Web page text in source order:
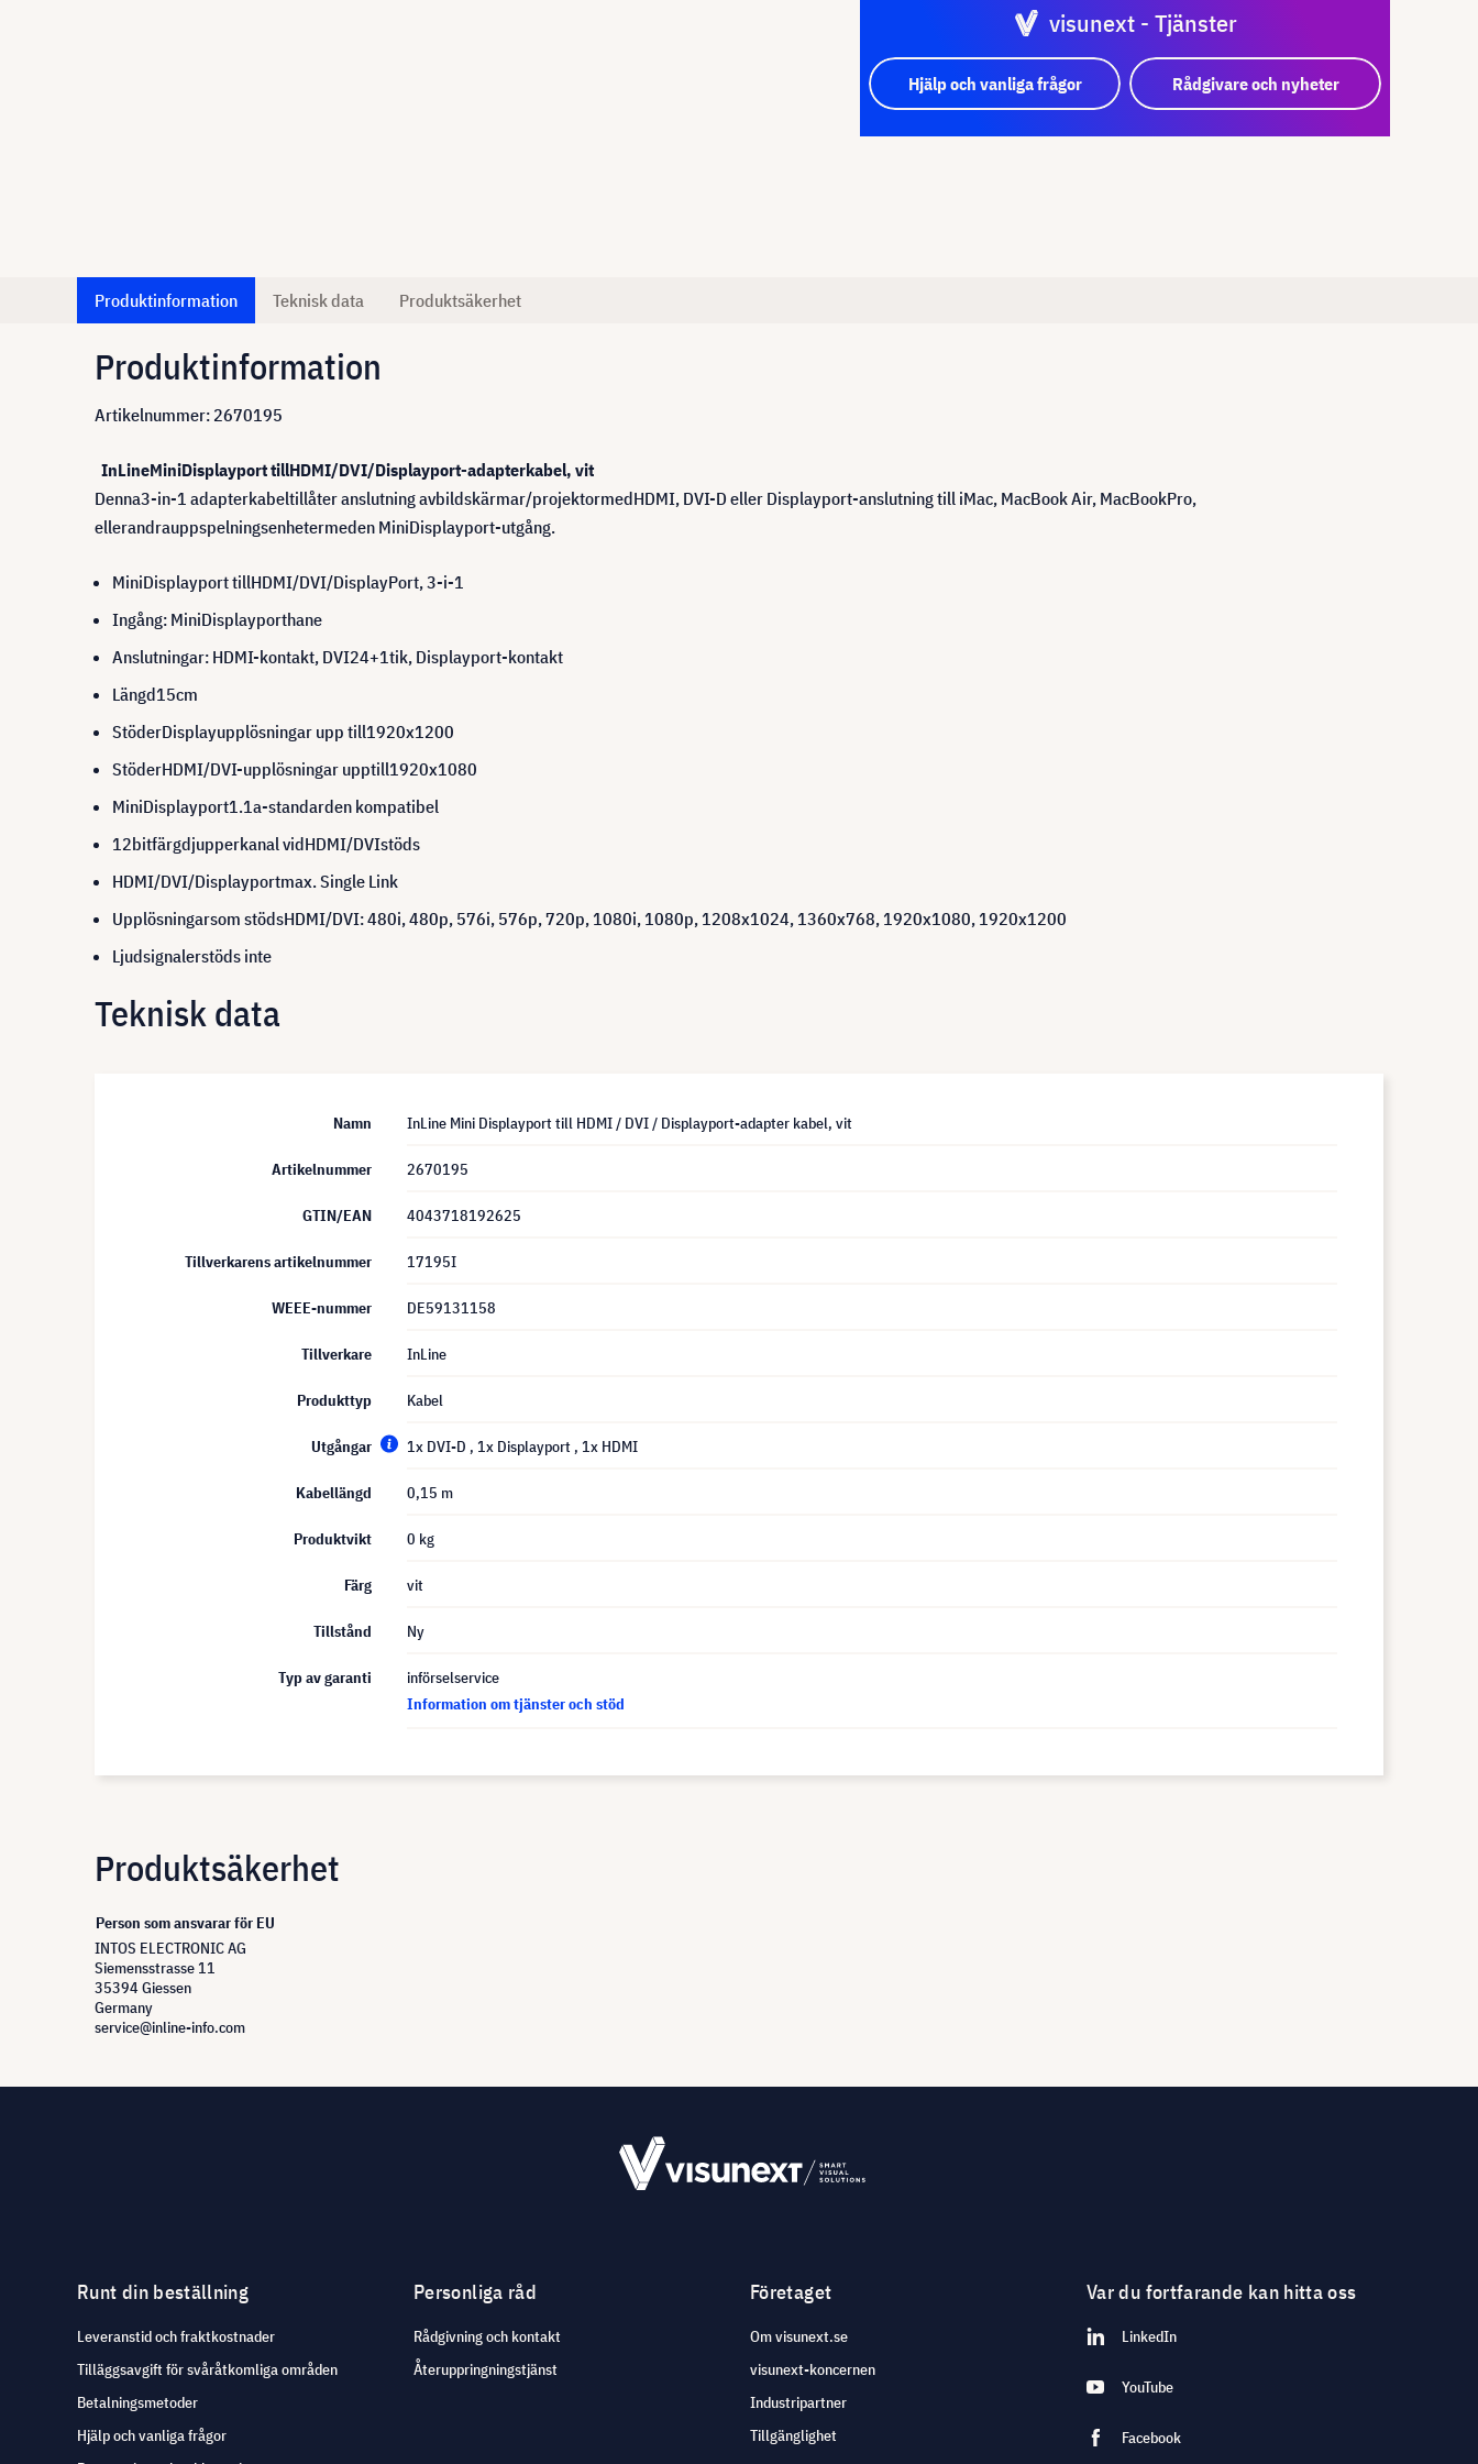
visunext - Tjänster
Hjälp och vanliga frågor Rådgivare och nyheter
Produktinformation Teknisk data Produktsäkerhet
Produktinformation
Artikelnummer: 2670195
InLineMiniDisplayport tillHDMI/DVI/Displayport-adapterkabel, vit
Denna3-in-1 adapterkabeltillåter anslutning avbildskärmar/projektormedHDMI, DVI-D eller Displayport-anslutning till iMac, MacBook Air, MacBookPro,
ellerandrauppspelningsenhetermeden MiniDisplayport-utgång.
MiniDisplayport tillHDMI/DVI/DisplayPort,3-i-1
Ingång: MiniDisplayporthane
Anslutningar: HDMI-kontakt, DVI24+1tik, Displayport-kontakt
Längd15cm
StöderDisplayupplösningar upp till1920x1200
StöderHDMI/DVI-upplösningar upptill1920x1080
MiniDisplayport1.1a-standarden kompatibel
12bitfärgdjupperkanal vidHDMI/DVIstöds
HDMI/DVI/Displayportmax.Single Link
Upplösningarsom stödsHDMI/DVI:480i,480p, 576i, 576p,720p, 1080i, 1080p, 1208x1024, 1360x768, 1920x1080, 1920x1200
Ljudsignalerstöds inte
Teknisk data
Namn InLine Mini Displayport till HDMI / DVI / Displayport-adapter kabel, vit
Artikelnummer 2670195
GTIN/EAN 4043718192625
Tillverkarens artikelnummer 17195I
WEEE-nummer DE59131158
Tillverkare InLine
Produkttyp Kabel
Utgångar 1x DVI-D , 1x Displayport , 1x HDMI
Kabellängd 0,15 m
Produktvikt 0 kg
Färg vit
Tillstånd Ny
Typ av garanti
införselservice
Information om tjänster och stöd
Produktsäkerhet
Person som ansvarar för EU
INTOS ELECTRONIC AG
Siemensstrasse 11
35394 Giessen
Germany
service@inline-info.com
Runt din beställning
Leveranstid och fraktkostnader
Tilläggsavgift för svåråtkomliga områden
Betalningsmetoder
Hjälp och vanliga frågor
Personliga råd
Rådgivning och kontakt
Återuppringningstjänst
Företaget
Om visunext.se
visunext-koncernen
Industripartner
Tillgänglighet
Var du fortfarande kan hitta oss
LinkedIn
YouTube
Facebook